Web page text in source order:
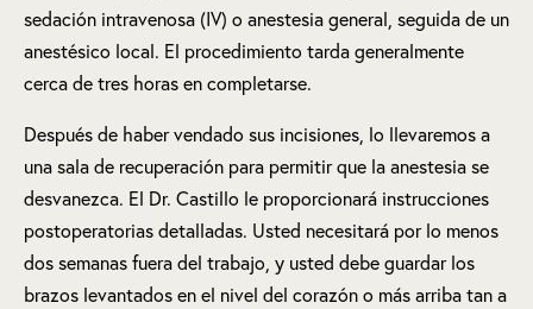
sedación intravenosa (IV) o anestesia general, seguida de un
anestésico local. El procedimiento tarda generalmente
cerca de tres horas en completarse.
Después de haber vendado sus incisiones, lo llevaremos a
una sala de recuperación para permitir que la anestesia se
desvanezca. El Dr. Castillo le proporcionará instrucciones
postoperatorias detalladas. Usted necesitará por lo menos
dos semanas fuera del trabajo, y usted debe guardar los
brazos levantados en el nivel del corazón o más arriba tan a